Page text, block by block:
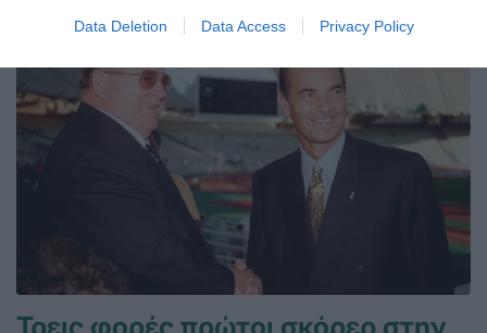
Data Deletion Data Access Privacy Policy